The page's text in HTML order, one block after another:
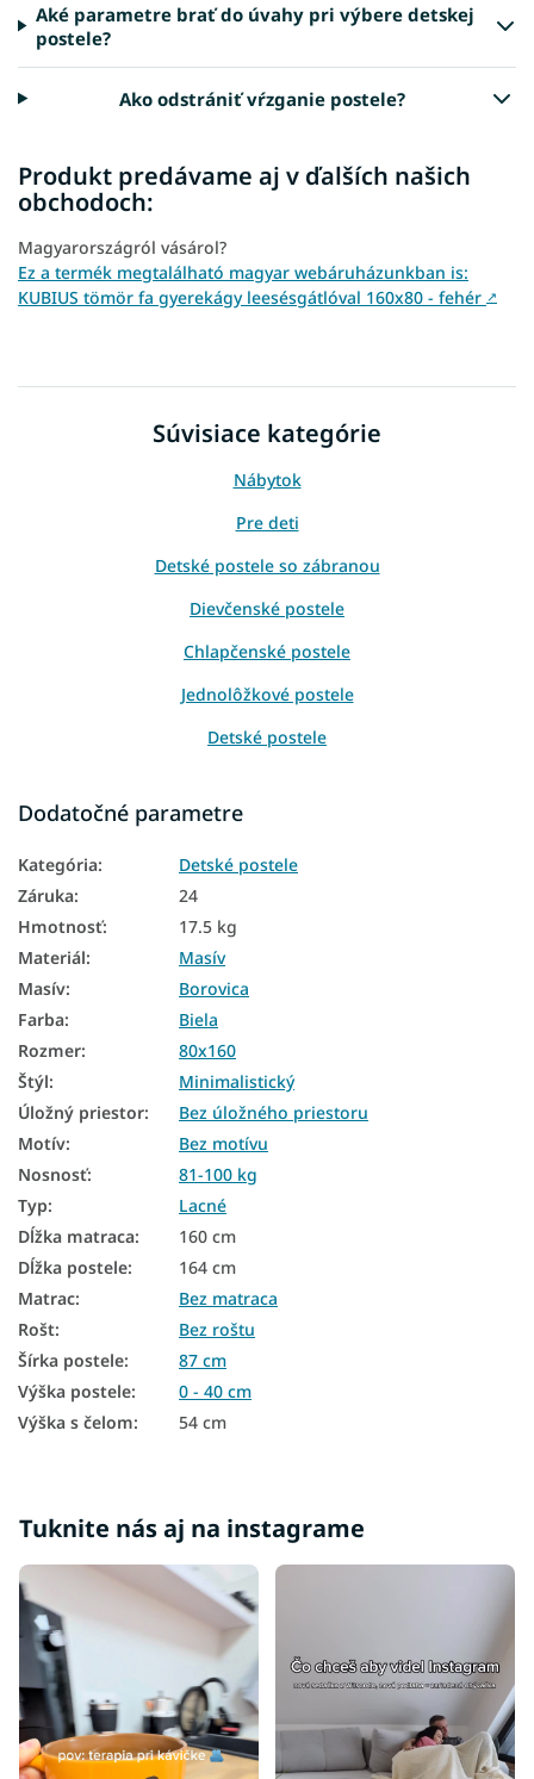
Aké parametre brať do úvahy pri výbere detskej
postele?
Ako odstrániť vŕzganie postele?
Produkt predávame aj v ďalších našich
obchodoch:
Magyarországról vásárol?
Ez a termék megtalálható magyar webáruházunkban is:
KUBIUS tömör fa gyerekágy leesésgátlóval 160x80 - fehér ↗
Súvisiace kategórie
Nábytok
Pre deti
Detské postele so zábranou
Dievčenské postele
Chlapčenské postele
Jednolôžkové postele
Detské postele
Detský nábytok
Postele
Detské postele a postieľky
Detské postele 160x80
Biele detské postele
Detské drevené postele
Masívne drevené jednolôžkové postele
Detské jednolôžkové postele 80x160
Postele 80x160
Postele z masívu
Biele drevené postele
Borovicové postele
Biele postele
Biele dievčenské postele
Biele jednolôžkové postele
Postele z masívu 90x200
Postele z masívu 120x200
Biele postele 90x200
Biele postele 120x200
Biele postele s úložným priestorom
Postele bez matracov
Dodatočné parametre
Kategória:
Detské postele
Záruka:
24
Hmotnosť:
17.5 kg
Materiál:
Masív
Masív:
Borovica
Farba:
Biela
Rozmer:
80x160
Štýl:
Minimalistický
Úložný priestor:
Bez úložného priestoru
Motív:
Bez motívu
Nosnosť:
81-100 kg
Typ:
Lacné
Dĺžka matraca:
160 cm
Dĺžka postele:
164 cm
Matrac:
Bez matraca
Rošt:
Bez roštu
Šírka postele:
87 cm
Výška postele:
0 - 40 cm
Výška s čelom: 54 cm
Tuknite nás aj na instagrame